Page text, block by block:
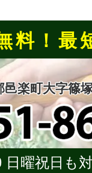
料！最
楽町大字篠
日曜祝日も